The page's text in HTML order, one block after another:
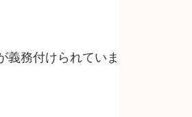
義務付けられていま